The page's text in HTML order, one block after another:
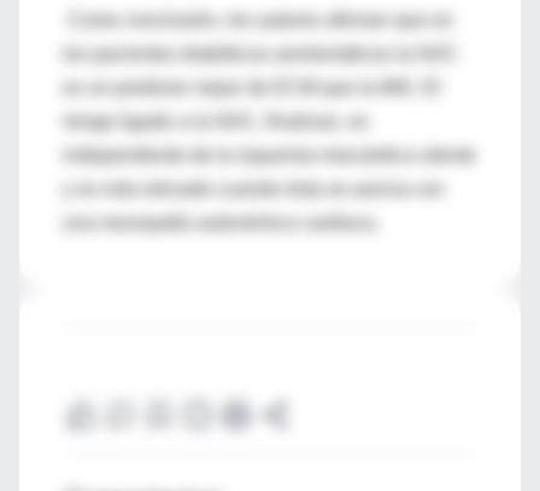
riesgo ligado a la NAC, finalizan, es
independiente de la isquemia miocárdica silente
una neuropatía autonómica cardiaca.